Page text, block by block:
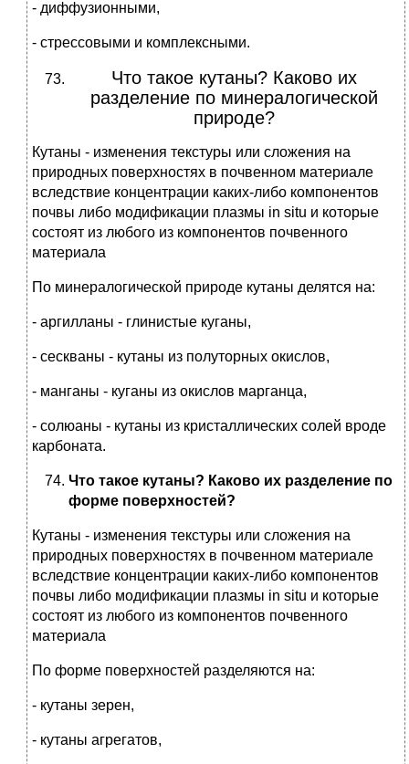
- диффузионными,
- стрессовыми и комплексными.
Что такое кутаны? Каково их
разделение по минералогической
природе?
Кутаны - изменения текстуры или сложения на
природных поверхностях в почвенном материале
вследствие концентрации каких-либо компонентов
почвы либо модификации плазмы in situ и которые
состоят из любого из компонентов почвенного
материала
По минералогической природе кутаны делятся на:
- аргилланы - глинистые куганы,
- сескваны - кутаны из полуторных окислов,
- манганы - куганы из окислов марганца,
- солюаны - кутаны из кристаллических солей вроде
карбоната.
Что такое кутаны? Каково их разделение по
форме поверхностей?
Кутаны - изменения текстуры или сложения на
природных поверхностях в почвенном материале
вследствие концентрации каких-либо компонентов
почвы либо модификации плазмы in situ и которые
состоят из любого из компонентов почвенного
материала
По форме поверхностей разделяются на:
- кутаны зерен,
- кутаны агрегатов,